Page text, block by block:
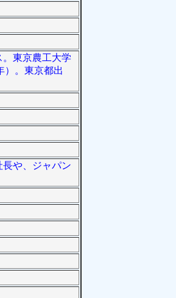
。東京農工大学
）。東京都出
や、ジャパン